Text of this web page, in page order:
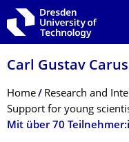
Skip to main navigation
Skip to search
Skip to content
Carl Gustav
Breadcrumb Menu
Home
Research and
Support for young